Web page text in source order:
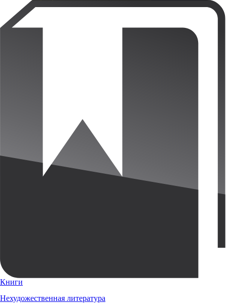
Книги
Нехудожественная литература